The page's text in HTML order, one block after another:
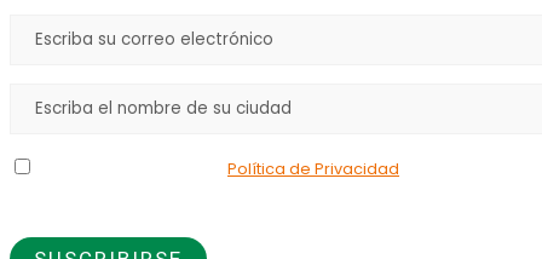
Política de Privacidad